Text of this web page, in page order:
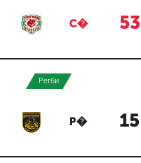
С� 53
Регби
Р� 15